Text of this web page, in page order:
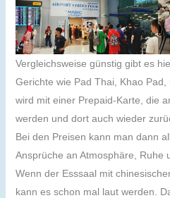
Vergleichsweise günstig gibt es
Gerichte wie Pad Thai, Khao
wird mit einer Prepaid-Karte, die
werden und dort auch wieder
Bei den Preisen kann man dann
Ansprüche an Atmosphäre, Ruhe
Wenn der Esssaal mit
kann es schon mal laut werden.